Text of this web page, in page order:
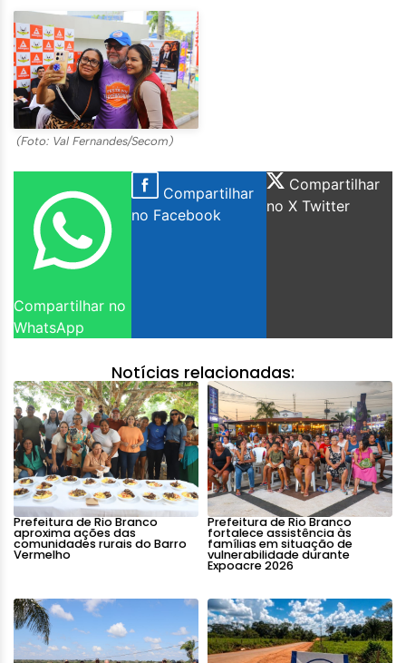
(Foto: Val Fernandes/Secom)
Compartilhar no
WhatsApp
Compartilhar
no Facebook
Compartilhar
no X Twitter
Notícias relacionadas:
Prefeitura de Rio Branco
aproxima ações das
comunidades rurais do Barro
Vermelho
Prefeitura de Rio Branco
fortalece assistência às
famílias em situação de
vulnerabilidade durante
Expoacre 2026